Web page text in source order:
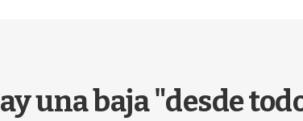
una baja "desde